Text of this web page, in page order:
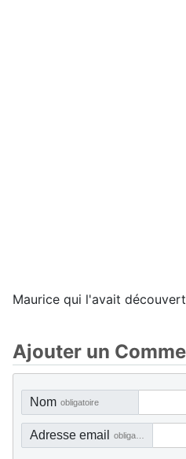
Maurice qui l'avait
Ajouter un
Nom obligatoire
Adresse email